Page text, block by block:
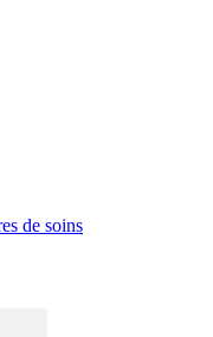
de soins